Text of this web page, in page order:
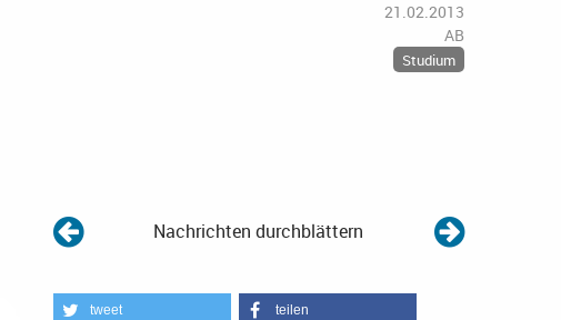
21.02.2013
AB
Studium
Nachrichten durchblättern
tweet teilen